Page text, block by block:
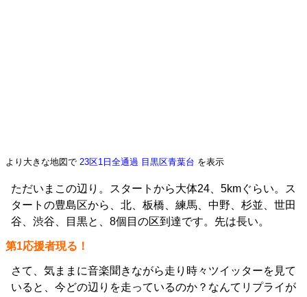
より大きな地図で 23区1日全通過 目黒区青葉台 を表示
ただいまこの辺り。スタートから大体24、5kmぐらい。ス
タートの豊島区から、北、板橋、練馬、中野、杉並、世田
谷、渋谷、目黒と、8個目の区到達です。先は長い。
第1応援者現る！
さて、気ままに音楽聞きながら走り時々ツイッターを見て
いると、今どの辺りを走っているのか？なんてリプライが